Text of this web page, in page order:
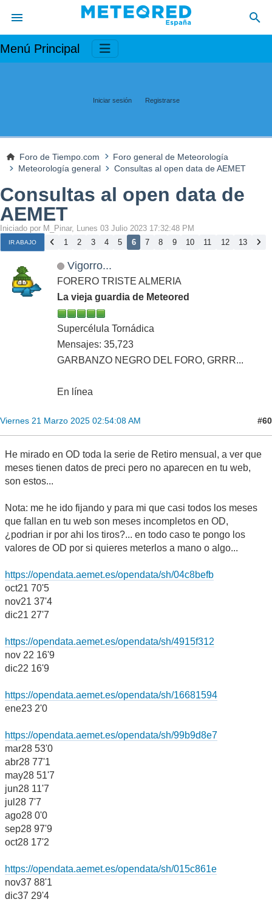
Menú Principal
Iniciar sesión Registrarse
Foro de Tiempo.com
Foro general de Meteorología
Meteorología general
Consultas al open data de AEMET
Consultas al open data de
AEMET
Iniciado por M_Pinar, Lunes 03 Julio 2023 17:32:48 PM
IR ABAJO 1 2 3 4 5 6 7 8 9 10 11 12 13
Vigorro...
FORERO TRISTE ALMERIA
La vieja guardia de Meteored
Supercélula Tornádica
Mensajes: 35,723
GARBANZO NEGRO DEL FORO, GRRR...
En línea
Viernes 21 Marzo 2025 02:54:08 AM #60
He mirado en OD toda la serie de Retiro mensual, a ver que
meses tienen datos de preci pero no aparecen en tu web,
son estos...
Nota: me he ido fijando y para mi que casi todos los meses
que fallan en tu web son meses incompletos en OD,
¿podrian ir por ahi los tiros?... en todo caso te pongo los
valores de OD por si quieres meterlos a mano o algo...
https://opendata.aemet.es/opendata/sh/04c8befb
oct21 70'5
nov21 37'4
dic21 27'7
https://opendata.aemet.es/opendata/sh/4915f312
nov 22 16'9
dic22 16'9
https://opendata.aemet.es/opendata/sh/16681594
ene23 2'0
https://opendata.aemet.es/opendata/sh/99b9d8e7
mar28 53'0
abr28 77'1
may28 51'7
jun28 11'7
jul28 7'7
ago28 0'0
sep28 97'9
oct28 17'2
https://opendata.aemet.es/opendata/sh/015c861e
nov37 88'1
dic37 29'4